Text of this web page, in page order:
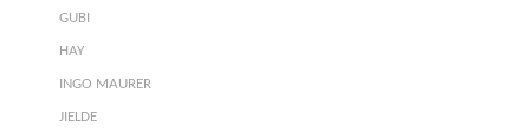
GUBI
HAY
INGO MAURER
JIELDE